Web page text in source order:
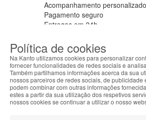
Acompanhamento personalizado
Pagamento seguro
Entregas em 24h
Segunda a sexta feira
9:30 › 12:00
15:00 › 17:30
Clique para iniciar chat
PARCEIROS LOGISTICOS
ABOUT THE COOKIES
Kanto handles information about
cookies that improve the performance
Política de cookies
Na Kanto utilizamos cookies para personalizar
fornecer funcionalidades de redes sociais e
Também partilhamos informações acerca da sua
nossos parceiros de redes sociais, de publicidade
podem combinar com outras informações
estes a partir da sua utilização dos respetivos
nossos cookies se continuar a utilizar o nosso